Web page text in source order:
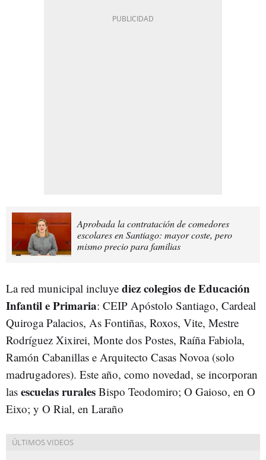
Aprobada la contratación de comedores
escolares en Santiago: mayor coste, pero
mismo precio para familias
La red municipal incluye diez colegios de Educación
Infantil e Primaria: CEIP Apóstolo Santiago, Cardeal
Quiroga Palacios, As Fontiñas, Roxos, Vite, Mestre
Rodríguez Xixirei, Monte dos Postes, Raíña Fabiola,
Ramón Cabanillas e Arquitecto Casas Novoa (solo
madrugadores). Este año, como novedad, se incorporan
las escuelas rurales Bispo Teodomiro; O Gaioso, en O
Eixo; y O Rial, en Laraño